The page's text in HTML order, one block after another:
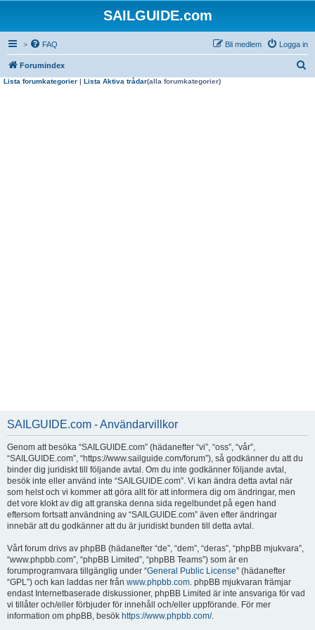
SAILGUIDE.com
> FAQ Logga in
Bli medlem
Forumindex
Lista forumkategorier | Lista Aktiva trådar(alla forumkategorier)
SAILGUIDE.com - Användarvillkor
Genom att besöka “SAILGUIDE.com” (hädanefter “vi”, “oss”, “vår”,
“SAILGUIDE.com”, “https://www.sailguide.com/forum”), så godkänner du att du
binder dig juridiskt till följande avtal. Om du inte godkänner följande avtal,
besök inte eller använd inte “SAILGUIDE.com”. Vi kan ändra detta avtal när
som helst och vi kommer att göra allt för att informera dig om ändringar, men
det vore klokt av dig att granska denna sida regelbundet på egen hand
eftersom fortsatt användning av “SAILGUIDE.com” även efter ändringar
innebär att du godkänner att du är juridiskt bunden till detta avtal.
Vårt forum drivs av phpBB (hädanefter “de”, “dem”, “deras”, “phpBB mjukvara”,
“www.phpbb.com”, “phpBB Limited”, “phpBB Teams”) som är en
forumprogramvara tillgänglig under “General Public License” (hädanefter
“GPL”) och kan laddas ner från www.phpbb.com. phpBB mjukvaran främjar
endast Internetbaserade diskussioner, phpBB Limited är inte ansvariga för vad
vi tillåter och/eller förbjuder för innehåll och/eller uppförande. För mer
information om phpBB, besök https://www.phpbb.com/.